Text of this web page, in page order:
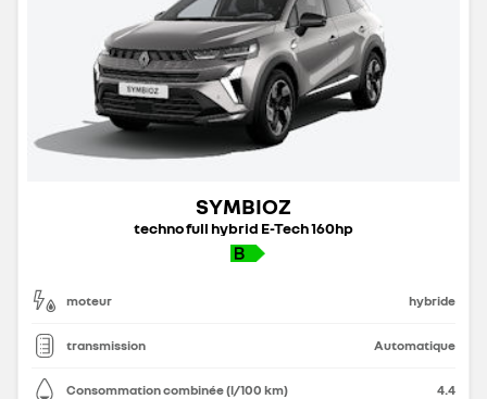
SYMBIOZ
techno full hybrid E-Tech 160hp
moteur hybride
transmission Automatique
Consommation combinée (l/100 km) 4.4